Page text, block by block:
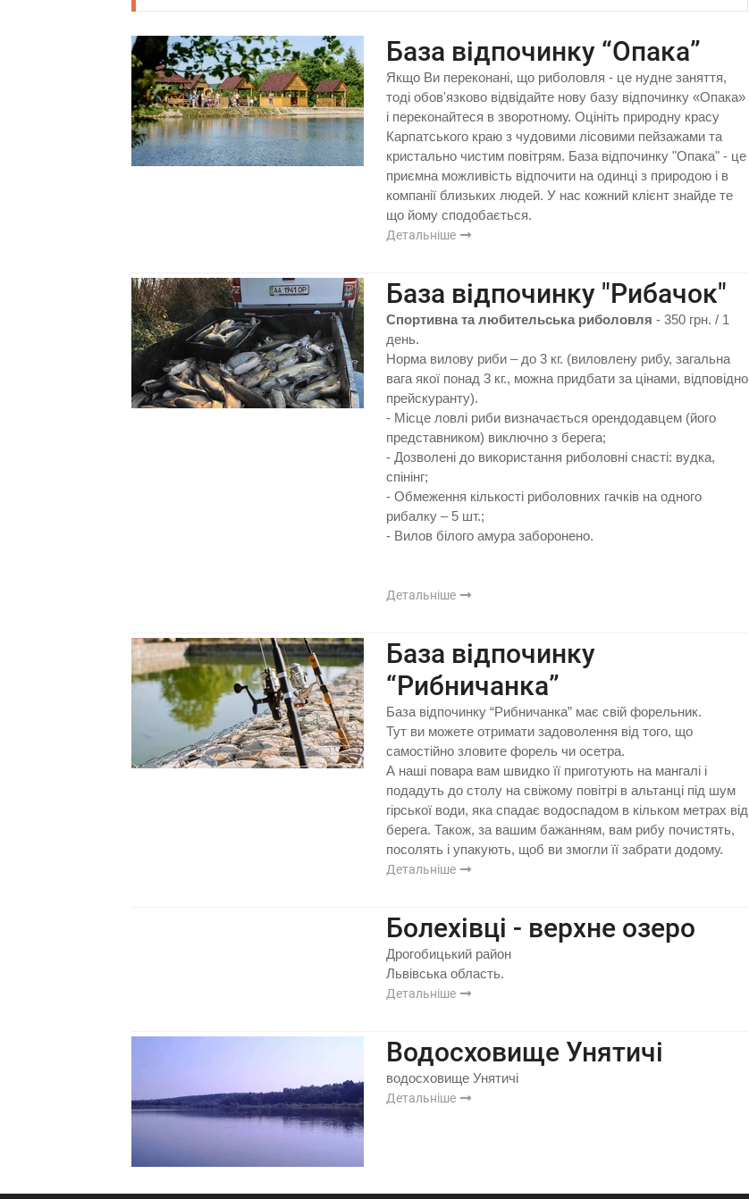
База відпочинку “Опака”
Якщо Ви переконані, що риболовля - це нудне заняття,
тоді обов'язково відвідайте нову базу відпочинку «Опака»
і переконайтеся в зворотному. Оцініть природну красу
Карпатського краю з чудовими лісовими пейзажами та
кристально чистим повітрям. База відпочинку "Опака" - це
приємна можливість відпочити на одинці з природою і в
компанії близьких людей. У нас кожний клієнт знайде те
що йому сподобається.
Детальніше
База відпочинку "Рибачок"
Спортивна та любительська риболовля - 350 грн. / 1
день.
Норма вилову риби – до 3 кг. (виловлену рибу, загальна
вага якої понад 3 кг., можна придбати за цінами, відповідно
прейскуранту).
- Місце ловлі риби визначається орендодавцем (його
представником) виключно з берега;
- Дозволені до використання риболовні снасті: вудка,
спінінг;
- Обмеження кількості риболовних гачків на одного
рибалку – 5 шт.;
- Вилов білого амура заборонено.
Детальніше
База відпочинку
“Рибничанка”
База відпочинку “Рибничанка” має свій форельник.
Тут ви можете отримати задоволення від того, що
самостійно зловите форель чи осетра.
А наші повара вам швидко її приготують на мангалі і
подадуть до столу на свіжому повітрі в альтанці під шум
гірської води, яка спадає водоспадом в кільком метрах від
берега. Також, за вашим бажанням, вам рибу почистять,
посолять і упакують, щоб ви змогли її забрати додому.
Детальніше
Болехівці - верхне озеро
Дрогобицький район
Львівська область.
Детальніше
Водосховище Унятичі
водосховище Унятичі
Детальніше